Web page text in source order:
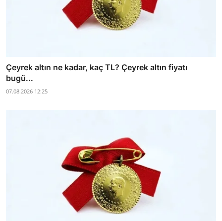
Çeyrek altın ne kadar, kaç TL? Çeyrek altın fiyatı
bugü...
07.08.2026 12:25